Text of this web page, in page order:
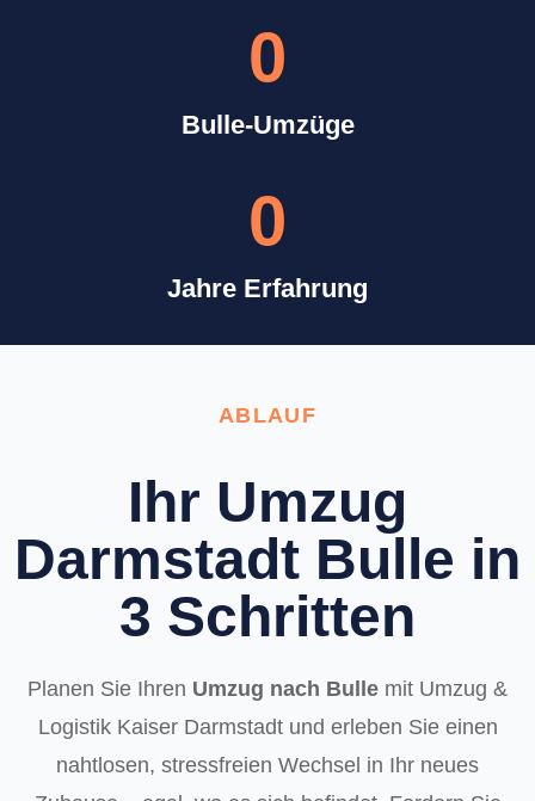
Bulle-Umzüge
0
Jahre Erfahrung
0
ABLAUF
Ihr Umzug
Darmstadt Bulle in
3 Schritten
Planen Sie Ihren Umzug nach Bulle mit Umzug &
Logistik Kaiser Darmstadt und erleben Sie einen
nahtlosen, stressfreien Wechsel in Ihr neues